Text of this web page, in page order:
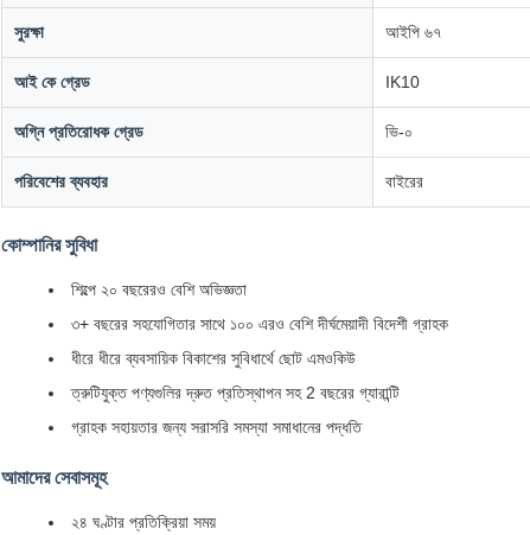
সুরক্ষা আইপি ৬৭
আই কে গ্রেড IK10
অগ্নি প্রতিরোধক গ্রেড ভি-০
পরিবেশের ব্যবহার বাইরের
কোম্পানির সুবিধা
শিল্পে ২০ বছরেরও বেশি অভিজ্ঞতা
৩+ বছরের সহযোগিতার সাথে ১০০ এরও বেশি দীর্ঘমেয়াদী বিদেশী গ্রাহক
ধীরে ধীরে ব্যবসায়িক বিকাশের সুবিধার্থে ছোট এমওকিউ
ত্রুটিযুক্ত পণ্যগুলির দ্রুত প্রতিস্থাপন সহ 2 বছরের গ্যারান্টি
গ্রাহক সহায়তার জন্য সরাসরি সমস্যা সমাধানের পদ্ধতি
আমাদের সেবাসমূহ
২৪ ঘণ্টার প্রতিক্রিয়া সময়